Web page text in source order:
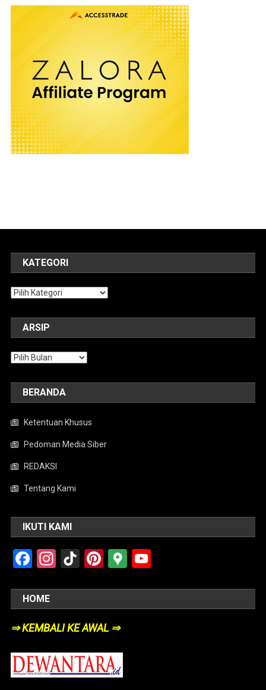
KATEGORI
Kategori
ARSIP
Arsip
BERANDA
Ketentuan Khusus
Pedoman Media Siber
REDAKSI
Tentang Kami
IKUTI KAMI
Facebook
Instagram
TikTokPinterest
Google
HOME
⇒ KEMBALI KE AWAL ⇒